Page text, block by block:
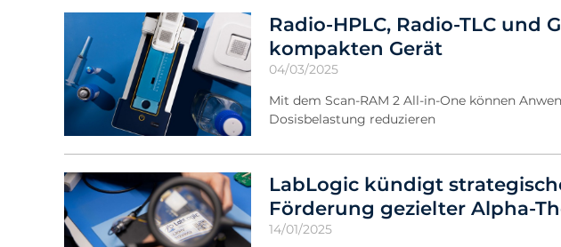
Radio-HPLC, Radio-TLC
kompakten Gerät
04/03/2025
Mit dem Scan-RAM 2 All-in-One können
Dosisbelastung reduzieren
LabLogic kündigt
Förderung gezielter Alpha-
14/01/2025